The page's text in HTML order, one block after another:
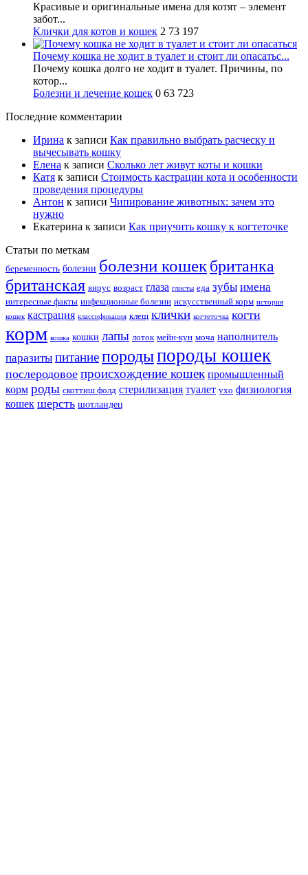
Красивые и оригинальные имена для котят – элемент
забот...
Клички для котов и кошек 2 73 197
Почему кошка не ходит в туалет и стоит ли опасатьс...
Почему кошка долго не ходит в туалет. Причины, по
котор...
Болезни и лечение кошек 0 63 723
Последние комментарии
Ирина к записи Как правильно выбрать расческу и
вычесывать кошку
Елена к записи Сколько лет живут коты и кошки
Катя к записи Стоимость кастрации кота и особенности
проведения процедуры
Антон к записи Чипирование животных: зачем это
нужно
Екатерина к записи Как приучить кошку к когтеточке
Статьи по меткам
беременность болезни болезни кошекбританка
британская вирус возраст глаза глисты еда зубы имена
интересные факты инфекционные болезни искусственный корм история
кошек кастрация классификация клещ клички когтеточка когти
корм кошка кошки лапы лоток мейн-кун моча наполнитель
паразиты питаниепородыпороды кошек
послеродовое происхождение кошек промыщленный
корм роды скоттиш фолд стерилизация туалет ухо физиология
кошек шерсть шотландец